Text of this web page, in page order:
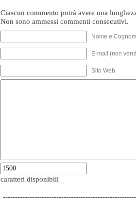
Ciascun commento potrà avere una
Non sono ammessi commenti consecutivi.
Nome e
E-mail (non
Sito Web
caratteri disponibili